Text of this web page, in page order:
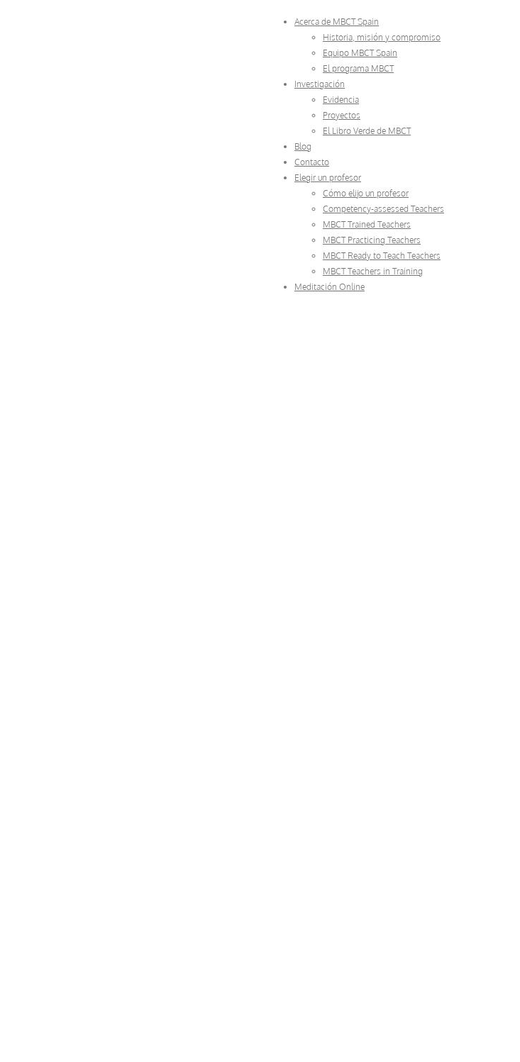
Acerca de MBCT Spain
Historia, misión y compromiso
Equipo MBCT Spain
El programa MBCT
Investigación
Evidencia
Proyectos
El Libro Verde de MBCT
Blog
Contacto
Elegir un profesor
Cómo elijo un profesor
Competency-assessed Teachers
MBCT Trained Teachers
MBCT Practicing Teachers
MBCT Ready to Teach Teachers
MBCT Teachers in Training
Meditación Online